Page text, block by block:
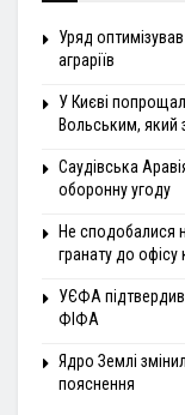
Уряд
аграріїв
У Києві
Вольським, який
Саудівська
оборонну угоду
Не сподобалися
гранату до офісу
УЄФА підтвердив
ФІФА
Ядро Землі
пояснення